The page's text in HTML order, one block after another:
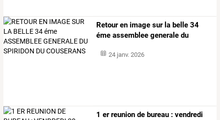
Retouren image surla belle 34
éme assemblee generale du
24 janv. 2026
1 er reunion de bureau : vendredi